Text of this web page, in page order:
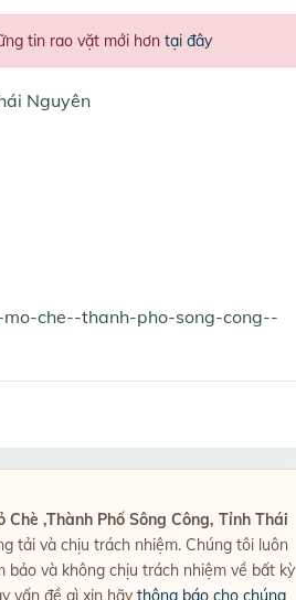
tin rao vặt mới hơn tại đây
Nguyên
che--thanh-pho-song-cong--
,Thành Phố Sông Công, Tỉnh Thái
tải và chịu trách nhiệm. Chúng tôi luôn
và không chịu trách nhiệm về bất kỳ
vấn đề gì xin hãy thông báo cho chúng